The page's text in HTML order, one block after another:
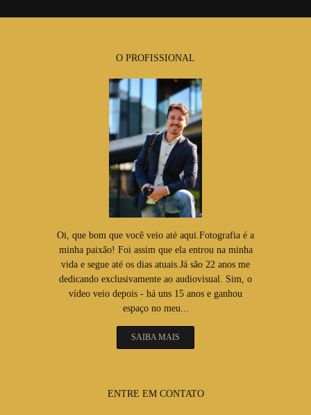
O PROFISSIONAL
Oi, que bom que você veio até aqui.Fotografia é a
minha paixão! Foi assim que ela entrou na minha
vida e segue até os dias atuais.Já são 22 anos me
dedicando exclusivamente ao audiovisual. Sim, o
vídeo veio depois - há uns 15 anos e ganhou
espaço no meu...
SAIBA MAIS
ENTRE EM CONTATO